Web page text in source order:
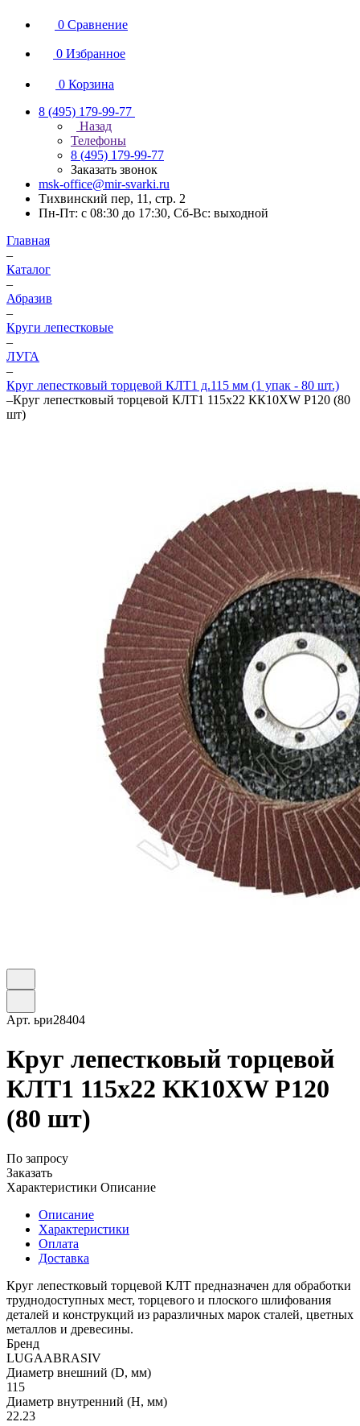
0 Сравнение
0 Избранное
0 Корзина
8 (495) 179-99-77
Назад
Телефоны
8 (495) 179-99-77
Заказать звонок
msk-office@mir-svarki.ru
Тихвинский пер, 11, стр. 2
Пн-Пт: с 08:30 до 17:30, Сб-Вс: выходной
Главная
–
Каталог
–
Абразив
–
Круги лепестковые
–
ЛУГА
–
Круг лепестковый торцевой КЛТ1 д.115 мм (1 упак - 80 шт.)
–Круг лепестковый торцевой КЛТ1 115х22 КК10XW P120 (80
шт)
Арт. ьри28404
Круг лепестковый торцевой
КЛТ1 115х22 КК10XW P120
(80 шт)
По запросу
Заказать
Характеристики Описание
Описание
Характеристики
Оплата
Доставка
Круг лепестковый торцевой КЛТ предназначен для обработки
труднодоступных мест, торцевого и плоского шлифования
деталей и конструкций из раразличных марок сталей, цветных
металлов и древесины.
Бренд
LUGAABRASIV
Диаметр внешний (D, мм)
115
Диаметр внутренний (H, мм)
22.23